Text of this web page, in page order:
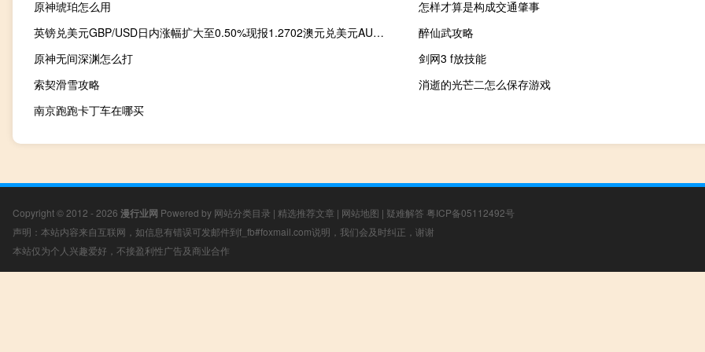
原神琥珀怎么用
怎样才算是构成交通肇事
英镑兑美元GBP/USD日内涨幅扩大至0.50%现报1.2702澳元兑美元AUD/USD站上0.65日内涨0.30%
醉仙武攻略
原神无间深渊怎么打
剑网3 f放技能
索契滑雪攻略
消逝的光芒二怎么保存游戏
南京跑跑卡丁车在哪买
Copyright © 2012 - 2026 漫行业网 Powered by 网站分类目录 | 精选推荐文章 | 网站地图 | 疑难解答 粤ICP备05112492号
声明：本站内容来自互联网，如信息有错误可发邮件到f_fb#foxmail.com说明，我们会及时纠正，谢谢
本站仅为个人兴趣爱好，不接盈利性广告及商业合作